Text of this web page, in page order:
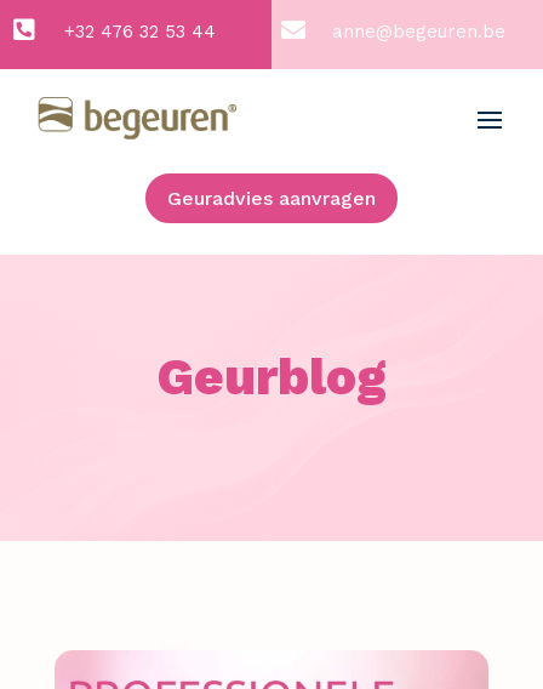
 +32 476 32 53 44  anne@begeuren.be
Geuradvies aanvragen
Geurblog